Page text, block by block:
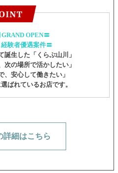
OPEN〓
験者優遇案件〓
誕生した「くらぶ山川」
次の場所で活かしたい」
、安心して働きたい」
ばれているお店です。
詳細はこちら